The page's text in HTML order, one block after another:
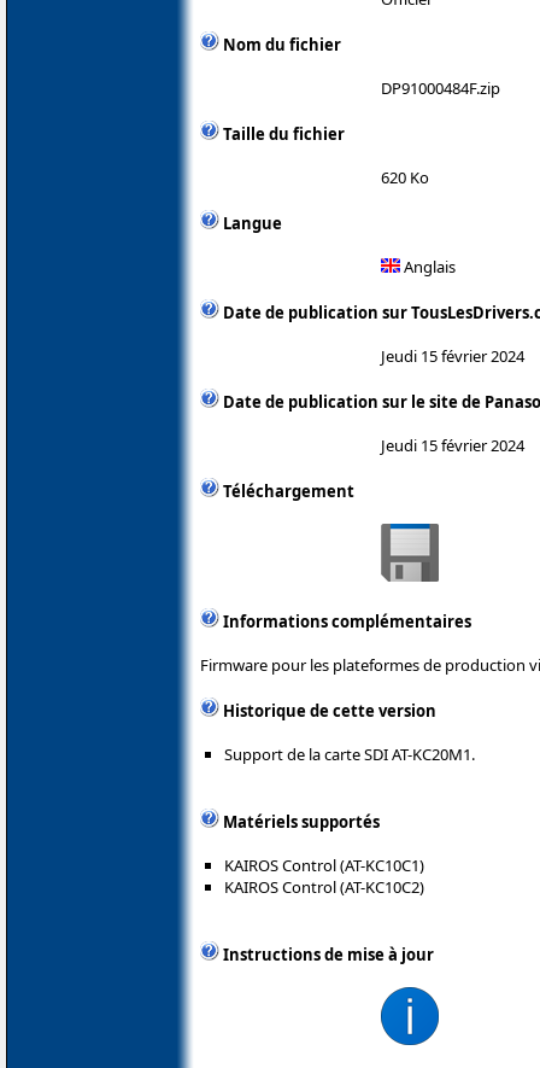
Nom du fichier
DP91000484F.zip
Taille du fichier
620 Ko
Langue
Anglais
Date de publication sur
Jeudi 15 février 2024
Date de publication sur le site de
Jeudi 15 février 2024
Téléchargement
Informations complémentaires
Firmware pour les plateformes de production
Historique de cette version
Support de la carte SDI AT-KC20M1.
Matériels supportés
KAIROS Control (AT-KC10C1)
KAIROS Control (AT-KC10C2)
Instructions de mise à jour